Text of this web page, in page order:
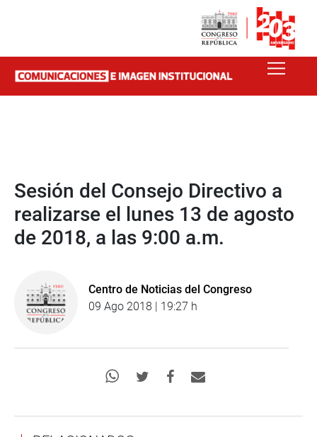
Sesión del Consejo Directivo a
realizarse el lunes 13 de agosto
de 2018, a las 9:00 a.m.
Centro de Noticias del Congreso
09 Ago 2018 | 19:27 h